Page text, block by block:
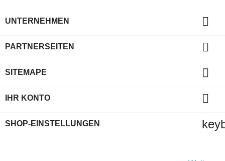
UNTERNEHMEN 
PARTNERSEITEN 
SITEMAPE 
IHR KONTO 
SHOP-EINSTELLUNGEN